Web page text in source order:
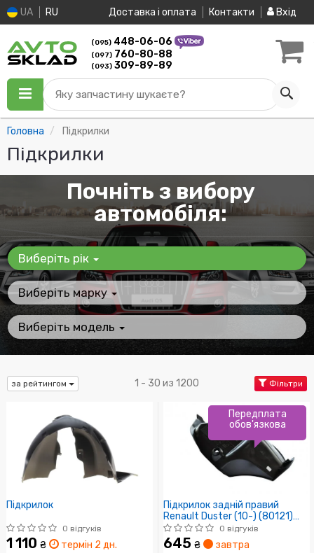
UA RU Доставка і оплата Контакти Вхід
(095) 448-06-06
(097) 760-80-88
(093) 309-89-89
Яку запчастину шукаєте?
Головна Підкрилки
Підкрилки
Почніть з вибору
автомобіля:
Виберіть рік
Виберіть марку
Виберіть модель
за рейтингом 1 - 30 из 1200 Фільтри
Підкрилок
0 відгуків
1 110 ₴ термін 2 дн.
Підкрилок задній правий
Renault Duster (10-) (80121)
Asam
0 відгуків
645 ₴ завтра
Передплата
обов'язкова